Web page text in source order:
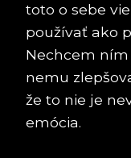
toto o sebe
používať ako
Nechcem
nemu
že to nie je
emócia.